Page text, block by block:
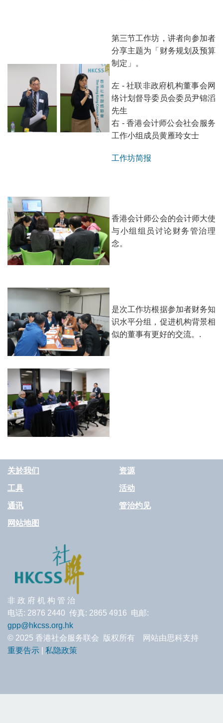
第三节工作坊，讲者向参加者
分享主题为「财务规划及预算
制定」。
左 - 社联非政府机构董事会网
络计划督导委员会委员尹锦滔
先生
右 - 香港会计师公会社会服务
工作小组成员黄雁玲女士
工作坊简报
香港会计师公会的会计师大使
与小组组员讨论财务管治理
念。
是次工作坊根据参加者财务知
识水平分组，促进机构背景相
似的董事有更好的交流。.
关於我们 资源
工具 活动
通讯 管治灼见
网站地图
非 政 府 机 构 管 治
电话: 2876 2440 传真: 2865 4916 电邮:
gpp@hkcss.org.hk
© 2025 香港社会服务联会 版权所有 网站由思科支持
重要告示
私隐政策